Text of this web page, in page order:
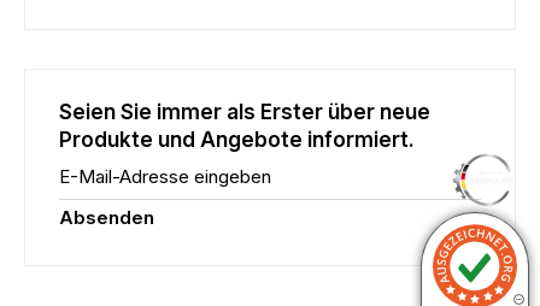
Seien Sie immer als Erster über neue
Produkte und Angebote informiert.
E-Mail-Adresse eingeben
Absenden